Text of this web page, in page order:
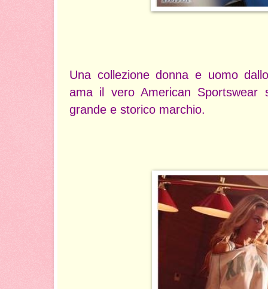
Una collezione donna e uomo
ama il vero American Sportswear
grande e storico marchio.